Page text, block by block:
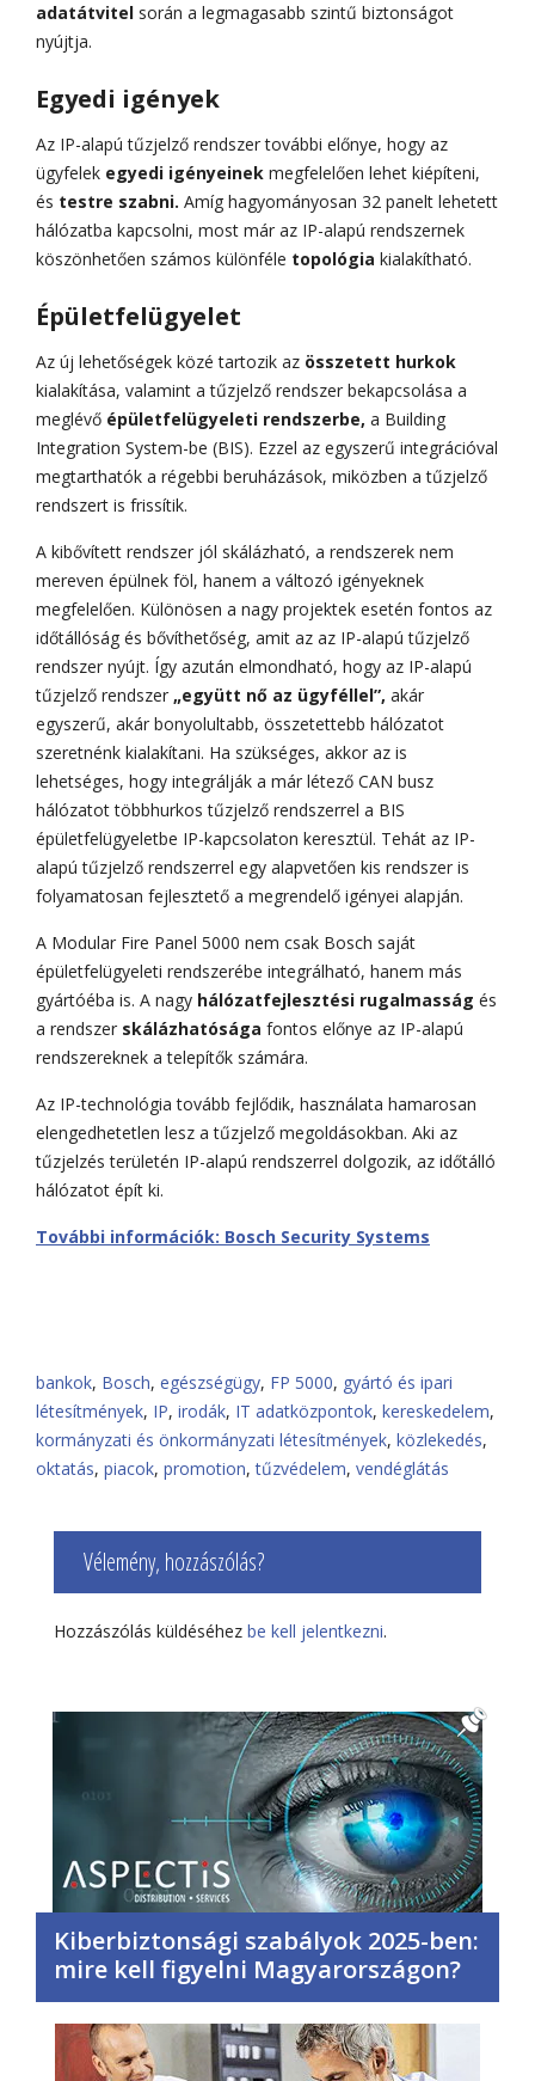
adatátvitel során a legmagasabb szintű biztonságot
nyújtja.
Egyedi igények
Az IP-alapú tűzjelző rendszer további előnye, hogy az
ügyfelek egyedi igényeinek megfelelően lehet kiépíteni,
és testre szabni. Amíg hagyományosan 32 panelt lehetett
hálózatba kapcsolni, most már az IP-alapú rendszernek
köszönhetően számos különféle topológia kialakítható.
Épületfelügyelet
Az új lehetőségek közé tartozik az összetett hurkok
kialakítása, valamint a tűzjelző rendszer bekapcsolása a
meglévő épületfelügyeleti rendszerbe, a Building
Integration System-be (BIS). Ezzel az egyszerű integrációval
megtarthatók a régebbi beruházások, miközben a tűzjelző
rendszert is frissítik.
A kibővített rendszer jól skálázható, a rendszerek nem
mereven épülnek föl, hanem a változó igényeknek
megfelelően. Különösen a nagy projektek esetén fontos az
időtállóság és bővíthetőség, amit az az IP-alapú tűzjelző
rendszer nyújt. Így azután elmondható, hogy az IP-alapú
tűzjelző rendszer „együtt nő az ügyféllel”, akár
egyszerű, akár bonyolultabb, összetettebb hálózatot
szeretnénk kialakítani. Ha szükséges, akkor az is
lehetséges, hogy integrálják a már létező CAN busz
hálózatot többhurkos tűzjelző rendszerrel a BIS
épületfelügyeletbe IP-kapcsolaton keresztül. Tehát az IP-
alapú tűzjelző rendszerrel egy alapvetően kis rendszer is
folyamatosan fejlesztető a megrendelő igényei alapján.
A Modular Fire Panel 5000 nem csak Bosch saját
épületfelügyeleti rendszerébe integrálható, hanem más
gyártóéba is. A nagy hálózatfejlesztési rugalmasság és
a rendszer skálázhatósága fontos előnye az IP-alapú
rendszereknek a telepítők számára.
Az IP-technológia tovább fejlődik, használata hamarosan
elengedhetetlen lesz a tűzjelző megoldásokban. Aki az
tűzjelzés területén IP-alapú rendszerrel dolgozik, az időtálló
hálózatot épít ki.
További információk: Bosch Security Systems
bankok, Bosch, egészségügy, FP 5000, gyártó és ipari
létesítmények, IP, irodák, IT adatközpontok, kereskedelem,
kormányzati és önkormányzati létesítmények, közlekedés,
oktatás, piacok, promotion,tűzvédelem, vendéglátás
Vélemény, hozzászólás?
Hozzászólás küldéséhez be kell jelentkezni.
Kiberbiztonsági szabályok 2025-ben:
mire kell figyelni Magyarországon?